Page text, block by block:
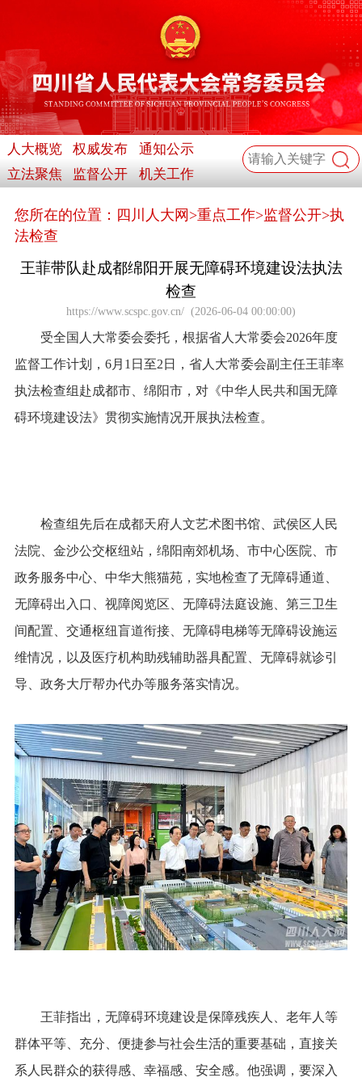
人大概览 权威发布
通知公示
立法聚焦
监督公开 机关工作
您所在的位置： 四川人大网 >重点工作>监督公开>执
法检查
王菲带队赴成都绵阳开展无障碍环境建设法执法
检查
https://www.scspc.gov.cn/ (2026-06-04 00:00:00)
受全国人大常委会委托，根据省人大常委会2026年度
监督工作计划，6月1日至2日，省人大常委会副主任王菲率
执法检查组赴成都市、绵阳市，对《中华人民共和国无障
碍环境建设法》贯彻实施情况开展执法检查。
检查组先后在成都天府人文艺术图书馆、武侯区人民
法院、金沙公交枢纽站，绵阳南郊机场、市中心医院、市
政务服务中心、中华大熊猫苑，实地检查了无障碍通道、
无障碍出入口、视障阅览区、无障碍法庭设施、第三卫生
间配置、交通枢纽盲道衔接、无障碍电梯等无障碍设施运
维情况，以及医疗机构助残辅助器具配置、无障碍就诊引
导、政务大厅帮办代办等服务落实情况。
王菲指出，无障碍环境建设是保障残疾人、老年人等
群体平等、充分、便捷参与社会生活的重要基础，直接关
系人民群众的获得感、幸福感、安全感。他强调，要深入